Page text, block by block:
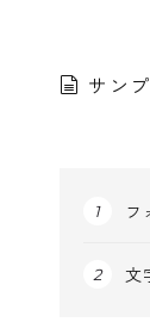
サン
フ
文